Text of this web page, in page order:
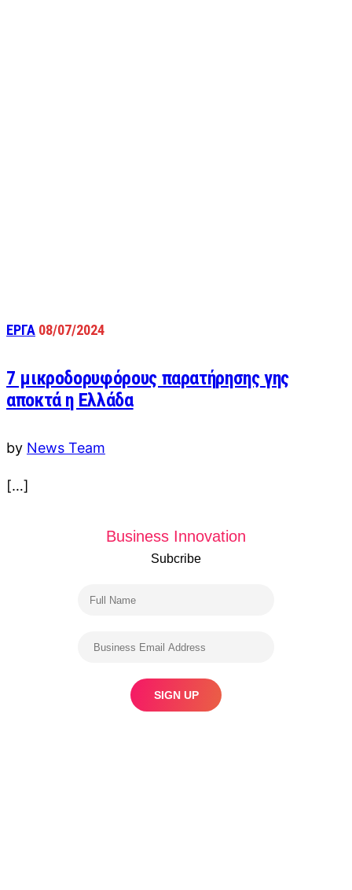
ΕΡΓΑ 08/07/2024
7 μικροδορυφόρους παρατήρησης γης
αποκτά η Ελλάδα
by News Team
[…]
Business Innovation
Subcribe